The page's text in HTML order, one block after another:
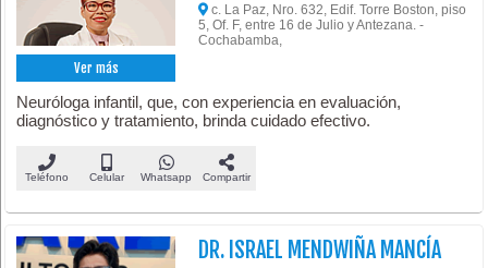
Ver más
c. La Paz, Nro. 632, Edif. Torre Boston, piso
5, Of. F, entre 16 de Julio y Antezana. -
Cochabamba,
Neuróloga infantil, que, con experiencia en evaluación,
diagnóstico y tratamiento, brinda cuidado efectivo.
Teléfono Celular Whatsapp Compartir
DR. ISRAEL MENDWIÑA MANCÍA